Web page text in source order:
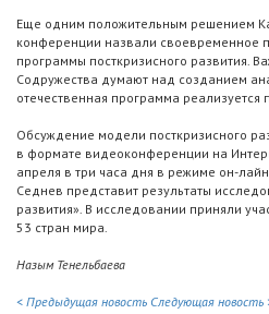
Еще одним положительным решением
конференции назвали своевременное
программы посткризисного развития.
Содружества думают над созданием
отечественная программа
Обсуждение модели посткризисного
в формате видеоконференции на
апреля в три часа дня в режиме он-
Седнев представит результаты
развития». В исследовании приняли
53 стран мира.
Назым Тенельбаева
< Предыдущая новость Следующая новость